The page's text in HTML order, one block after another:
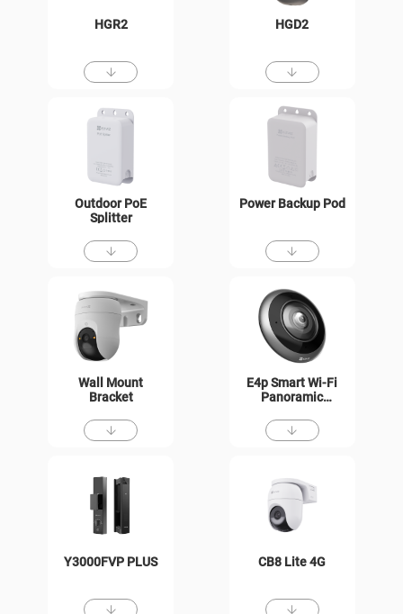
HGR2 HGD2
Outdoor PoE
Splitter
Power Backup Pod
Wall Mount
Bracket
E4p Smart Wi-Fi
Panoramic
Y3000FVP PLUS CB8 Lite 4G